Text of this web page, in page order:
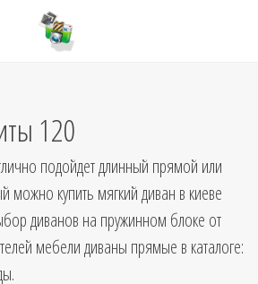
120
подойдет длинный прямой или
можно купить мягкий диван в киеве
диванов на пружинном блоке от
мебели диваны прямые в каталоге: